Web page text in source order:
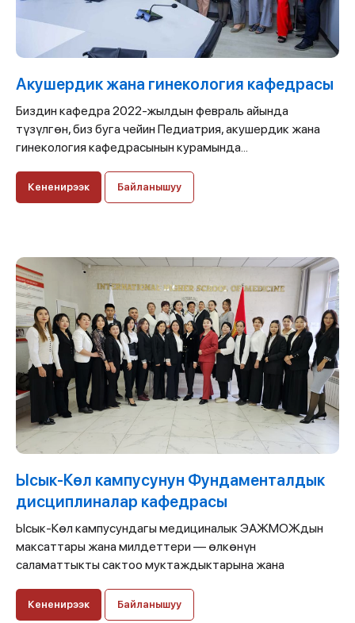
Акушердик жана гинекология кафедрасы
Биздин кафедра 2022-жылдын февраль айында
түзүлгөн, биз буга чейин Педиатрия, акушердик жана
гинекология кафедрасынын курамында...
Кененирээк Байланышуу
Ысык-Көл кампусунун Фундаменталдык
дисциплиналар кафедрасы
Ысык-Көл кампусундагы медициналык ЭАЖМОЖдын
максаттары жана милдеттери — өлкөнүн
саламаттыкты сактоо муктаждыктарына жана
Кененирээк Байланышуу